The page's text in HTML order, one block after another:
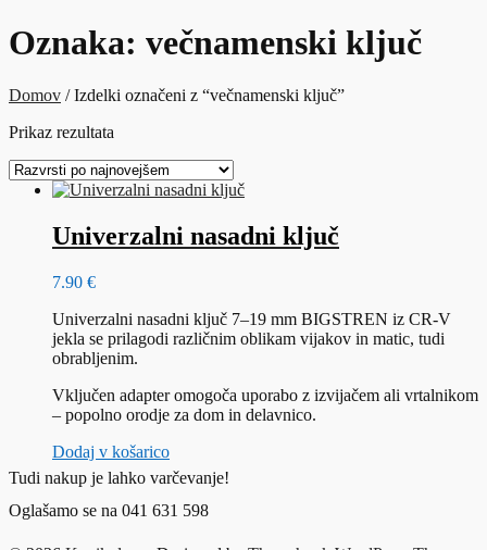
Oznaka: večnamenski ključ
Domov / Izdelki označeni z “večnamenski ključ”
Prikaz rezultata
Univerzalni nasadni ključ
7.90 €
Univerzalni nasadni ključ 7–19 mm BIGSTREN iz CR-V
jekla se prilagodi različnim oblikam vijakov in matic, tudi
obrabljenim.
Vključen adapter omogoča uporabo z izvijačem ali vrtalnikom
– popolno orodje za dom in delavnico.
Dodaj v košarico
Tudi nakup je lahko varčevanje!
Oglašamo se na 041 631 598